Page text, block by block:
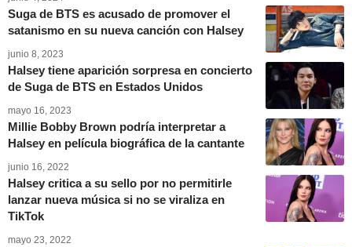
Suga de BTS es acusado de promover el
satanismo en su nueva canción con Halsey
junio 8, 2023
Halsey tiene aparición sorpresa en concierto
de Suga de BTS en Estados Unidos
mayo 16, 2023
Millie Bobby Brown podría interpretar a
Halsey en película biográfica de la cantante
junio 16, 2022
Halsey critica a su sello por no permitirle
lanzar nueva música si no se viraliza en
TikTok
mayo 23, 2022